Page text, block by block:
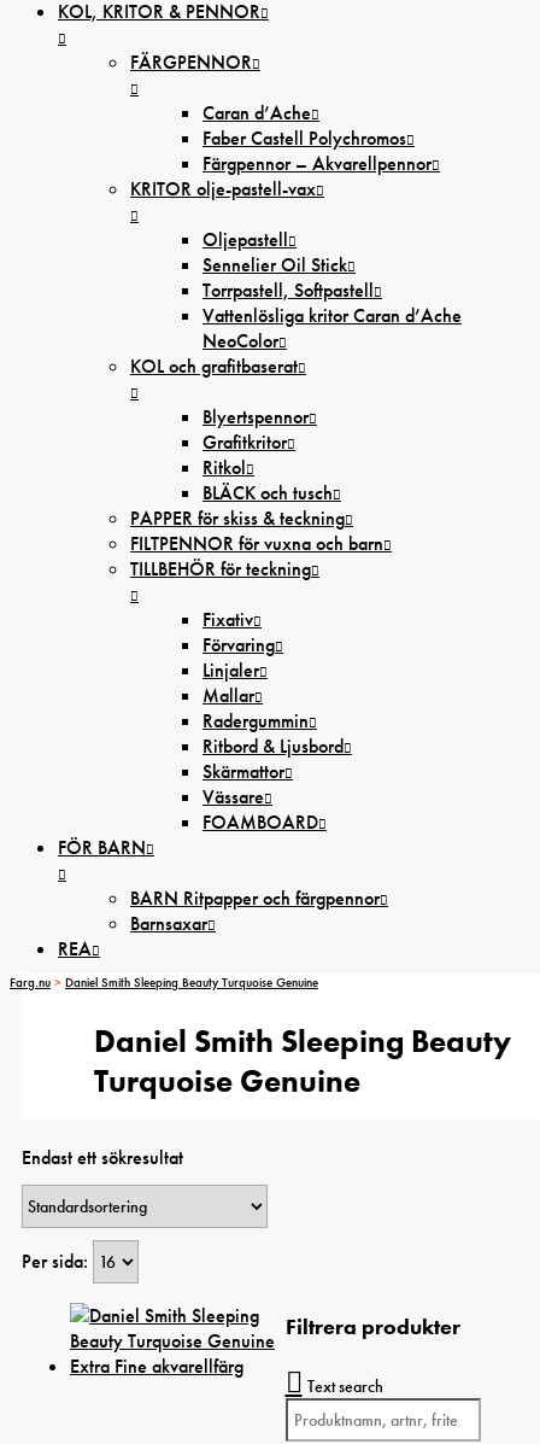
KOL, KRITOR & PENNOR
FÄRGPENNOR
Caran d’Ache
Faber Castell Polychromos
Färgpennor – Akvarellpennor
KRITOR olje-pastell-vax
Oljepastell
Sennelier Oil Stick
Torrpastell, Softpastell
Vattenlösliga kritor Caran d’Ache
NeoColor
KOL och grafitbaserat
Blyertspennor
Grafitkritor
Ritkol
BLÄCK och tusch
PAPPER för skiss & teckning
FILTPENNOR för vuxna och barn
TILLBEHÖR för teckning
Fixativ
Förvaring
Linjaler
Mallar
Radergummin
Ritbord & Ljusbord
Skärmattor
Vässare
FOAMBOARD
FÖR BARN
BARN Ritpapper och färgpennor
Barnsaxar
REA
Farg.nu > Daniel Smith Sleeping Beauty Turquoise Genuine
Daniel Smith Sleeping Beauty
Turquoise Genuine
Endast ett sökresultat
Per sida:
Filtrera produkter
Text search